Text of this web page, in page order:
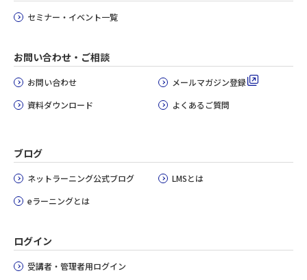
セミナー・イベント一覧
お問い合わせ・ご相談
お問い合わせ
資料ダウンロード
メールマガジン登録
よくあるご質問
ブログ
ネットラーニング公式ブログ
eラーニングとは
LMSとは
ログイン
受講者・管理者用ログイン